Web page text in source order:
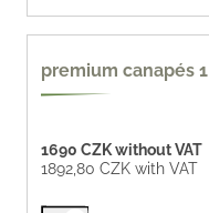
premium canapés 1
1690 CZK without VAT
1892,80 CZK with VAT